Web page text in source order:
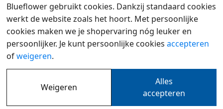
door klanten
Overzicht
Privacy
Blueflower gebruikt cookies. Dankzij standaard cookies
werkt de website zoals het hoort. Met persoonlijke
cookies maken we je shopervaring nóg leuker en
persoonlijker. Je kunt persoonlijke cookies accepteren
ofweigeren.
Weigeren
Alles
accepteren